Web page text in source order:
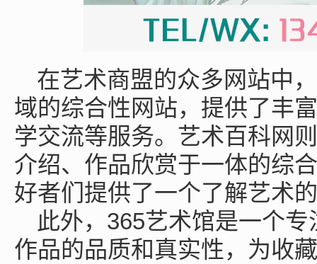
在艺术商盟的众多网站中
域的综合性网站，提供了丰
学交流等服务。艺术百科网
介绍、作品欣赏于一体的综
好者们提供了一个了解艺术
此外，365艺术馆是一个
作品的品质和真实性，为收